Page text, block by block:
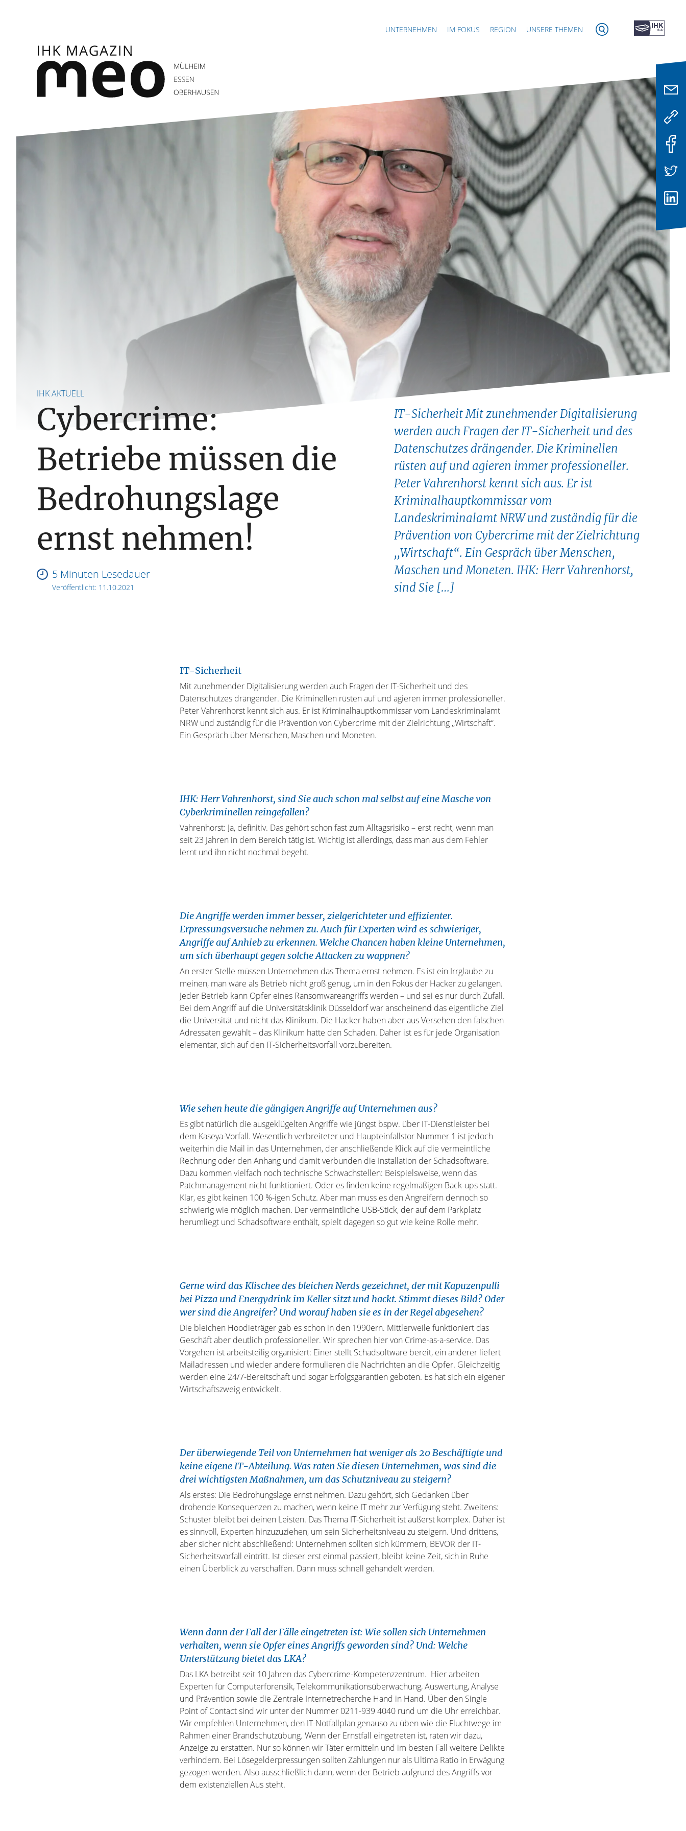
UNTERNEHMEN IM FOKUS REGION UNSERE THEMEN
Beitragsbild: Polizei NRW
IHK AKTUELL
Cybercrime:
Betriebe müssen die
Bedrohungslage
ernst nehmen!
5 Minuten Lesedauer
Veröffentlicht: 11.10.2021
IT-Sicherheit Mit zunehmender Digitalisierung
werden auch Fragen der IT-Sicherheit und des
Datenschutzes drängender. Die Kriminellen
rüsten auf und agieren immer professioneller.
Peter Vahrenhorst kennt sich aus. Er ist
Kriminalhauptkommissar vom
Landeskriminalamt NRW und zuständig für die
Prävention von Cybercrime mit der Zielrichtung
,,Wirtschaft“. Ein Gespräch über Menschen,
Maschen und Moneten. IHK: Herr Vahrenhorst,
sind Sie […]
IT-Sicherheit
Mit zunehmender Digitalisierung werden auch Fragen der IT-Sicherheit und des
Datenschutzes drängender. Die Kriminellen rüsten auf und agieren immer professioneller.
Peter Vahrenhorst kennt sich aus. Er ist Kriminalhauptkommissar vom Landeskriminalamt
NRW und zuständig für die Prävention von Cybercrime mit der Zielrichtung ,,Wirtschaft“.
Ein Gespräch über Menschen, Maschen und Moneten.
IHK: Herr Vahrenhorst, sind Sie auch schon mal selbst auf eine Masche von
Cyberkriminellen reingefallen?
Vahrenhorst: Ja, definitiv. Das gehört schon fast zum Alltagsrisiko – erst recht, wenn man
seit 23 Jahren in dem Bereich tätig ist. Wichtig ist allerdings, dass man aus dem Fehler
lernt und ihn nicht nochmal begeht.
Die Angriffe werden immer besser, zielgerichteter und effizienter.
Erpressungsversuche nehmen zu. Auch für Experten wird es schwieriger,
Angriffe auf Anhieb zu erkennen. Welche Chancen haben kleine Unternehmen,
um sich überhaupt gegen solche Attacken zu wappnen?
An erster Stelle müssen Unternehmen das Thema ernst nehmen. Es ist ein Irrglaube zu
meinen, man wäre als Betrieb nicht groß genug, um in den Fokus der Hacker zu gelangen.
Jeder Betrieb kann Opfer eines Ransomwareangriffs werden – und sei es nur durch Zufall.
Bei dem Angriff auf die Universitätsklinik Düsseldorf war anscheinend das eigentliche Ziel
die Universität und nicht das Klinikum. Die Hacker haben aber aus Versehen den falschen
Adressaten gewählt – das Klinikum hatte den Schaden. Daher ist es für jede Organisation
elementar, sich auf den IT-Sicherheitsvorfall vorzubereiten.
Wie sehen heute die gängigen Angriffe auf Unternehmen aus?
Es gibt natürlich die ausgeklügelten Angriffe wie jüngst bspw. über IT-Dienstleister bei
dem Kaseya-Vorfall. Wesentlich verbreiteter und Haupteinfallstor Nummer 1 ist jedoch
weiterhin die Mail in das Unternehmen, der anschließende Klick auf die vermeintliche
Rechnung oder den Anhang und damit verbunden die Installation der Schadsoftware.
Dazu kommen vielfach noch technische Schwachstellen: Beispielsweise, wenn das
Patchmanagement nicht funktioniert. Oder es finden keine regelmäßigen Back-ups statt.
Klar, es gibt keinen 100 %-igen Schutz. Aber man muss es den Angreifern dennoch so
schwierig wie möglich machen. Der vermeintliche USB-Stick, der auf dem Parkplatz
herumliegt und Schadsoftware enthält, spielt dagegen so gut wie keine Rolle mehr.
Gerne wird das Klischee des bleichen Nerds gezeichnet, der mit Kapuzenpulli
bei Pizza und Energydrink im Keller sitzt und hackt. Stimmt dieses Bild? Oder
wer sind die Angreifer? Und worauf haben sie es in der Regel abgesehen?
Die bleichen Hoodieträger gab es schon in den 1990ern. Mittlerweile funktioniert das
Geschäft aber deutlich professioneller. Wir sprechen hier von Crime-as-a-service. Das
Vorgehen ist arbeitsteilig organisiert: Einer stellt Schadsoftware bereit, ein anderer liefert
Mailadressen und wieder andere formulieren die Nachrichten an die Opfer. Gleichzeitig
werden eine 24/7-Bereitschaft und sogar Erfolgsgarantien geboten. Es hat sich ein eigener
Wirtschaftszweig entwickelt.
Der überwiegende Teil von Unternehmen hat weniger als 20 Beschäftigte und
keine eigene IT-Abteilung. Was raten Sie diesen Unternehmen, was sind die
drei wichtigsten Maßnahmen, um das Schutzniveau zu steigern?
Als erstes: Die Bedrohungslage ernst nehmen. Dazu gehört, sich Gedanken über
drohende Konsequenzen zu machen, wenn keine IT mehr zur Verfügung steht. Zweitens:
Schuster bleibt bei deinen Leisten. Das Thema IT-Sicherheit ist äußerst komplex. Daher ist
es sinnvoll, Experten hinzuzuziehen, um sein Sicherheitsniveau zu steigern. Und drittens,
aber sicher nicht abschließend: Unternehmen sollten sich kümmern, BEVOR der IT-
Sicherheitsvorfall eintritt. Ist dieser erst einmal passiert, bleibt keine Zeit, sich in Ruhe
einen Überblick zu verschaffen. Dann muss schnell gehandelt werden.
Wenn dann der Fall der Fälle eingetreten ist: Wie sollen sich Unternehmen
verhalten, wenn sie Opfer eines Angriffs geworden sind? Und: Welche
Unterstützung bietet das LKA?
Das LKA betreibt seit 10 Jahren das Cybercrime-Kompetenzzentrum. Hier arbeiten
Experten für Computerforensik, Telekommunikationsüberwachung, Auswertung, Analyse
und Prävention sowie die Zentrale Internetrecherche Hand in Hand. Über den Single
Point of Contact sind wir unter der Nummer 0211-939 4040 rund um die Uhr erreichbar.
Wir empfehlen Unternehmen, den IT-Notfallplan genauso zu üben wie die Fluchtwege im
Rahmen einer Brandschutzübung. Wenn der Ernstfall eingetreten ist, raten wir dazu,
Anzeige zu erstatten. Nur so können wir Täter ermitteln und im besten Fall weitere Delikte
verhindern. Bei Lösegelderpressungen sollten Zahlungen nur als Ultima Ratio in Erwägung
gezogen werden. Also ausschließlich dann, wenn der Betrieb aufgrund des Angriffs vor
dem existenziellen Aus steht.